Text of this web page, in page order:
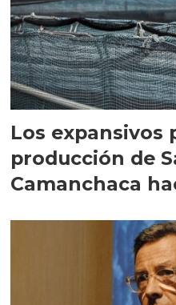
Los expansivos
producción de
Camanchaca